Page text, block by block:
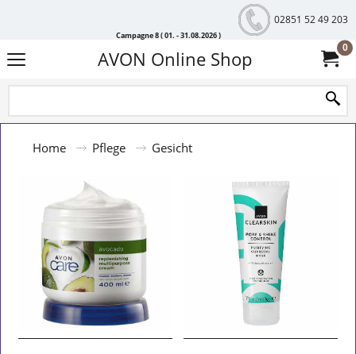
Campagne 8 ( 01. - 31.08.2026 )
02851 52 49 203
AVON Online Shop 0
Home Pflege Gesicht